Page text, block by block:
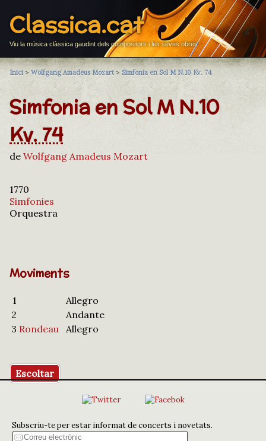
Classica.cat
Viu la música clàssica gaudint dels compositors i les seves obres
Inici > Wolfgang Amadeus Mozart> Simfonia en Sol M N.10 Kv. 74
Simfonia en Sol M N.10
Kv. 74
de Wolfgang Amadeus Mozart
1770
Simfonies
Orquestra
Moviments
1
Allegro
2
Andante
3 Rondeau Allegro
Escoltar
Subscriu-te per estar informat de concerts i novetats.